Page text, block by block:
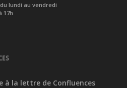
lundi au vendredi
17h
à la lettre de Confluences